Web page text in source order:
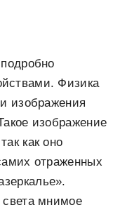
Физика
изображения
изображение
как оно
отраженных
света мнимое